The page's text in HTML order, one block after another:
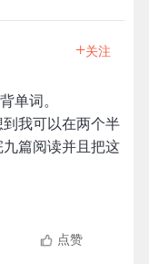
+关注
单词。
我可以在两个半
篇阅读并且把这
点赞